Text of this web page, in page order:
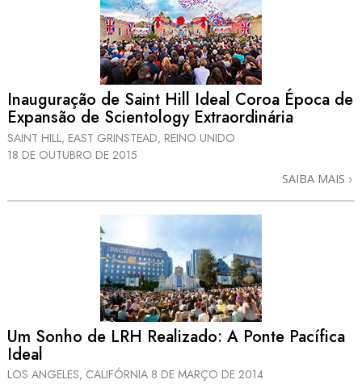
Inauguração de Saint Hill Ideal Coroa Época de
Expansão de Scientology Extraordinária
SAINT HILL, EAST GRINSTEAD, REINO UNIDO
18 DE OUTUBRO DE 2015
SAIBA MAIS
Um Sonho de LRH Realizado: A Ponte Pacífica
Ideal
LOS ANGELES, CALIFÓRNIA 8 DE MARÇO DE 2014